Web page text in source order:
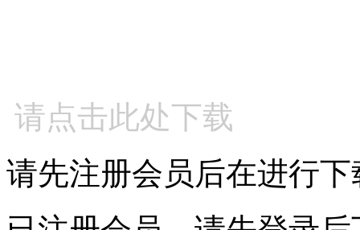
请点击此处下载
请先注册会员后在进行下